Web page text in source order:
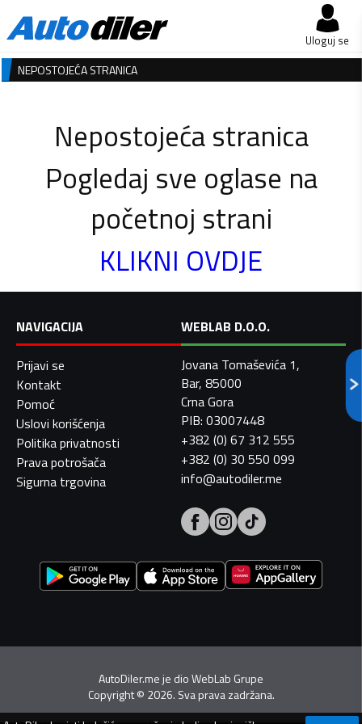
Uloguj se
NEPOSTOJEĆA STRANICA
Nepostojeća stranica
Pogledaj sve oglase na
početnoj strani
KLIKNI OVDJE
NAVIGACIJA
Prijavi se
Kontakt
Pomoć
Uslovi korišćenja
Politika privatnosti
Prava potrošača
Sigurna trgovina
WEBLAB D.O.O.
Jovana Tomaševića 1,
Bar, 85000
Crna Gora
PIB: 03007448
+382 (0) 67 312 555
+382 (0) 30 550 099
info@autodiler.me
AutoDiler.me je dioWebLab Grupe
Copyright© 2026. Sva prava zadržana.